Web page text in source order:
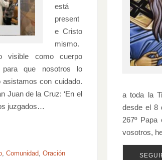
a toda la
desde el 8
267º
vosotros,
está
present
e Cristo
mismo.
visible como cuerpo
para que nosotros lo
con cuidado.
Juan de la Cruz: ‘En el
juzgados…
, Comunidad, Oración